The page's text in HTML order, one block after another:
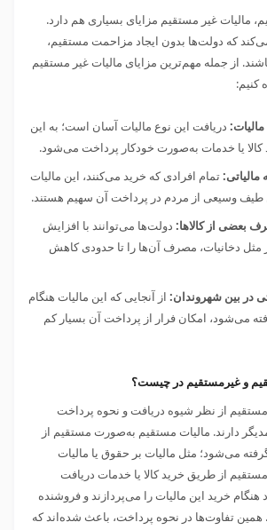
مالیات غیر مستقیم مزایای بسیاری هم دارد.
که دولت‌ها بدون ایجاد مزاحمت مستقیم،
از جمله مهم‌ترین مزایای مالیات غیر مستقیم
کنیم:
دریافت این نوع مالیات آسان است؛ به این
کالا یا خدمات به‌صورت خودکار پرداخت می‌شود.
مالیاتی:تمام افرادی که خرید می‌کنند، این مالیات
طیف وسیعی از مردم در پرداخت آن سهیم هستند.
بعضی از کالاها: دولت‌ها می‌توانند با افزایش
مثل دخانیات، مصرف آن‌ها را تا حدودی کاهش
در بین شهروندان: از آنجایی که این مالیات هنگام
می‌شود، امکان فرار از پرداخت آن بسیار کم
و غیرمستقیم در چیست؟
از نظر شیوه دریافت و نحوه پرداخت
دارند. مالیات مستقیم به‌صورت مستقیم از
گرفته می‌شود؛ مثل مالیات بر حقوق یا مالیات
مستقیم از طریق خرید کالا یا خدمات دریافت
هنگام خرید این مالیات را می‌پردازند و فروشنده
تفاوت‌ها در نحوه پرداخت، باعث شده‌اند که